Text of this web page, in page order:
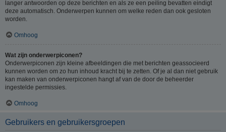
langer antwoorden op deze berichten en als ze een peiling bevatten eindigt
deze automatisch. Onderwerpen kunnen om welke reden dan ook gesloten
worden.
Omhoog
Wat zijn onderwerpiconen?
Onderwerpiconen zijn kleine afbeeldingen die met berichten geassocieerd
kunnen worden om zo hun inhoud kracht bij te zetten. Of je al dan niet gebruik
kan maken van onderwerpiconen hangt af van de door de beheerder
ingestelde permissies.
Omhoog
Gebruikers en gebruikersgroepen